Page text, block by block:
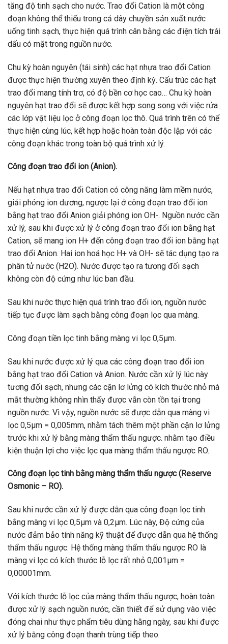
tăng độ tinh sạch cho nước. Trao đổi Cation là một công
đoạn không thể thiếu trong cả dây chuyền sản xuất nước
uống tinh sạch, thực hiện quá trình cân bằng các điện tích trái
dấu có mặt trong nguồn nước.
Chu kỳ hoàn nguyên (tái sinh) các hạt nhựa trao đổi Cation
được thực hiện thường xuyên theo định kỳ. Cấu trúc các hạt
trao đổi mang tính trơ, có độ bền cơ học cao… Chu kỳ hoàn
nguyên hạt trao đổi sẽ được kết hợp song song với việc rửa
các lớp vật liệu lọc ở công đoạn lọc thô. Quá trình trên có thể
thực hiện cùng lúc, kết hợp hoặc hoàn toàn độc lập với các
công đoạn khác trong toàn bộ quá trình xử lý.
Công đoạn trao đổi ion (Anion).
Nếu hạt nhựa trao đổi Cation có công năng làm mềm nước,
giải phóng ion dương, ngược lại ở công đoạn trao đổi ion
bằng hạt trao đổi Anion giải phóng ion OH-. Nguồn nước cần
xử lý, sau khi được xử lý ở công đoạn trao đổi ion bằng hạt
Cation, sẽ mang ion H+ đến công đoạn trao đổi ion bằng hạt
trao đổi Anion. Hai ion hoá học H+ và OH- sẽ tác dụng tạo ra
phân tử nước (H2O). Nước được tạo ra tương đối sạch
không còn độ cứng như lúc ban đầu.
Sau khi nước thực hiện quá trình trao đổi ion, nguồn nước
tiếp tục được làm sạch bằng công đoạn lọc qua màng.
Công đoạn tiền lọc tinh bằng màng vi lọc 0,5µm.
Sau khi nước được xử lý qua các công đoạn trao đổi ion
bằng hạt trao đổi Cation và Anion. Nước cần xử lý lúc này
tương đối sạch, nhưng các cặn lơ lửng có kích thước nhỏ mà
mắt thường không nhìn thấy được vẫn còn tồn tại trong
nguồn nước. Vì vậy, nguồn nước sẽ được dẫn qua màng vi
lọc 0,5µm = 0,005mm, nhằm tách thêm một phần cặn lơ lửng
trước khi xử lý bằng màng thẩm thấu ngược. nhằm tạo điều
kiện thuận lợi cho việc lọc qua màng thẩm thấu ngược RO.
Công đoạn lọc tinh bằng màng thẩm thấu ngược (Reserve
Osmonic – RO).
Sau khi nước cần xử lý được dẫn qua công đoạn lọc tinh
bằng màng vi lọc 0,5µm và 0,2µm. Lúc này, Độ cứng của
nước đảm bảo tính năng kỹ thuật để được dẫn qua hệ thống
thẩm thấu ngược. Hệ thống màng thẩm thấu ngược RO là
màng vi lọc có kích thước lỗ lọc rất nhỏ 0,001µm =
0,00001mm.
Với kích thước lỗ lọc của màng thẩm thấu ngược, hoàn toàn
được xử lý sạch nguồn nước, cần thiết để sử dụng vào việc
đóng chai như thực phẩm tiêu dùng hằng ngày, sau khi được
xử lý bằng công đoạn thanh trùng tiếp theo.